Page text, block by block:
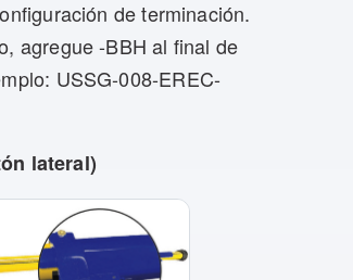
de terminación.
agregue -BBH al final de
USSG-008-EREC-
lateral)